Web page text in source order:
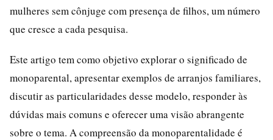
mulheres sem cônjuge com presença de filhos, um número
que cresce a cada pesquisa.
Este artigo tem como objetivo explorar o significado de
monoparental, apresentar exemplos de arranjos familiares,
discutir as particularidades desse modelo, responder às
dúvidas mais comuns e oferecer uma visão abrangente
sobre o tema. A compreensão da monoparentalidade é